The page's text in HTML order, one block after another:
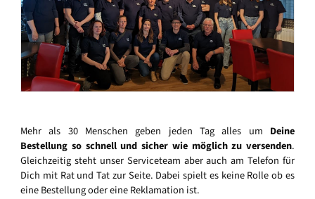
Mehr als 30 Menschen geben jeden Tag alles um Deine
Bestellung so schnell und sicher wie möglich zu versenden.
Gleichzeitig steht unser Serviceteam aber auch am Telefon für
Dich mit Rat und Tat zur Seite. Dabei spielt es keine Rolle ob es
eine Bestellung oder eine Reklamation ist.